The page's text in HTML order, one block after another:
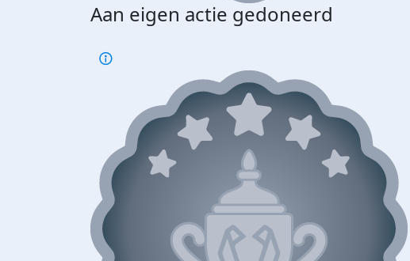
Aan eigen actie gedoneerd